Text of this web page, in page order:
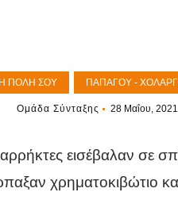
Η ΠΌΛΗ ΣΟΥ ΠΑΠΆΓΟΥ -
Ομάδα Σύνταξης 28 Μαΐου, 2021
εισέβαλαν σε
χρηματοκιβώτιο